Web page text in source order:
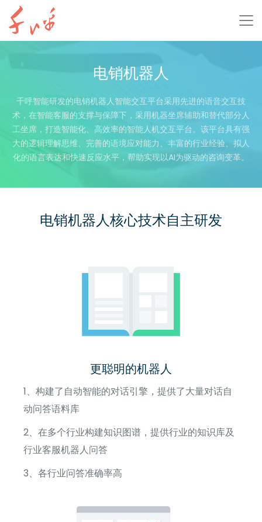
电销机器人
千呼智能研发的电销机器人智能交互平台采用先进的语音交互技
术，在智能客服的支撑与保障下，采用机器坐席辅助和替代部分人
工坐席，打造智能化、高效率的智能人机交互平台。该平台具有强
大的逻辑理解思维、完善的语境应对能力、丰富的行业经验、拟人
化的语言表达和快速反应水平，帮助实现以AI为驱动的咨询变革。
电销机器人核心技术自主研发
更聪明的机器人
1、构建了自动智能的对话引擎，提供了大量对话自
动问答语料库
2、在多个行业构建知识图谱，提供行业的知识库及
行业客服机器人问答
3、各行业问答准确率高